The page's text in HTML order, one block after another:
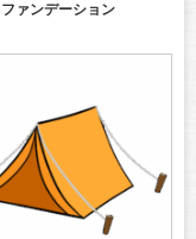
ファンデーション